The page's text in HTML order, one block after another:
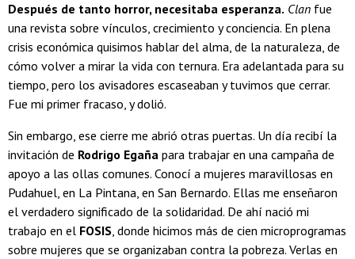
Después de tanto horror, necesitaba esperanza. Clan fue
una revista sobre vínculos, crecimiento y conciencia. En plena
crisis económica quisimos hablar del alma, de la naturaleza, de
cómo volver a mirar la vida con ternura. Era adelantada para su
tiempo, pero los avisadores escaseaban y tuvimos que cerrar.
Fue mi primer fracaso, y dolió.
Sin embargo, ese cierre me abrió otras puertas. Un día recibí la
invitación de Rodrigo Egaña para trabajar en una campaña de
apoyo a las ollas comunes. Conocí a mujeres maravillosas en
Pudahuel, en La Pintana, en San Bernardo. Ellas me enseñaron
el verdadero significado de la solidaridad. De ahí nació mi
trabajo en el FOSIS, donde hicimos más de cien microprogramas
sobre mujeres que se organizaban contra la pobreza. Verlas en